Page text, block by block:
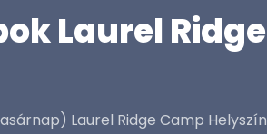
Laurel
Laurel Ridge Camp